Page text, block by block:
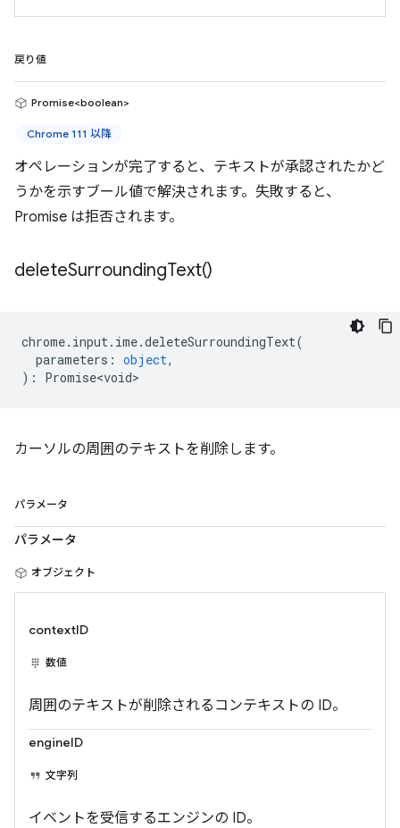
戻り値
Promise<boolean>
Chrome 111 以降
オペレーションが完了すると、テキストが承認されたかど
うかを示すブール値で解決されます。失敗すると、
Promise は拒否されます。
deleteSurroundingText()
chrome. input. ime.deleteSurroundingText(
parameters : object,
) : Promise<void>
カーソルの周囲のテキストを削除します。
パラメータ
パラメータ
オブジェクト
contextID
数値
周囲のテキストが削除されるコンテキストの ID。
engineID
文字列
イベントを受信するエンジンの ID。